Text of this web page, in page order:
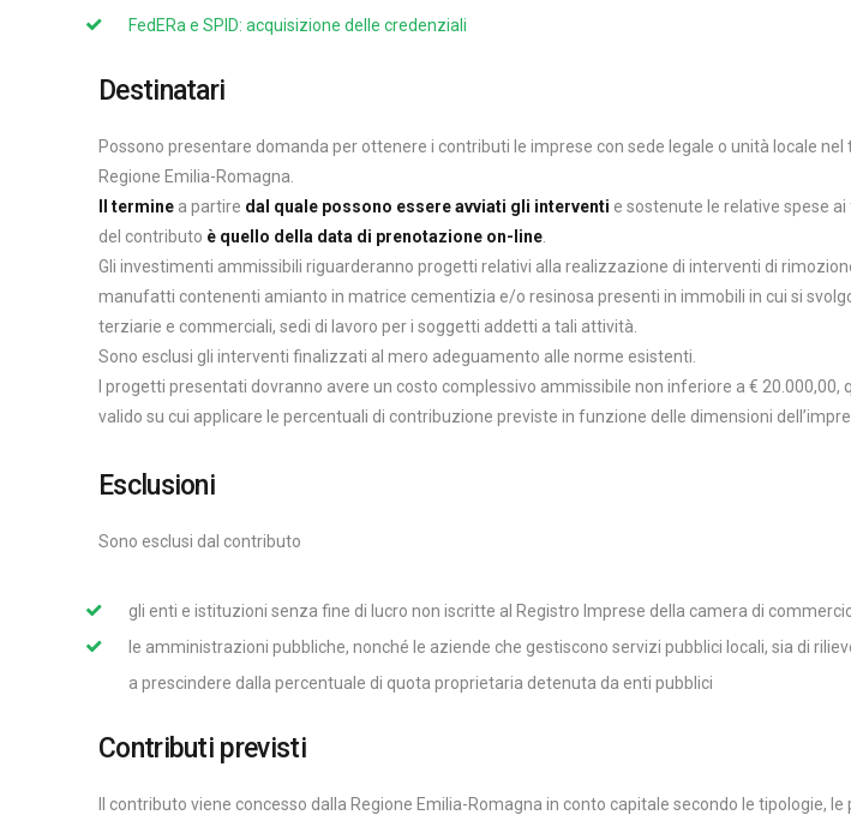
FedERa e SPID: acquisizione delle credenziali
Destinatari
Possono presentare domanda per ottenere i contributi le imprese con sede legale o unità locale nel
Regione Emilia-Romagna.
Il termine a partire dal quale possono essere avviati gli interventi e sostenute le relative spese
del contributo è quello della data di prenotazione on-line
Gli investimenti ammissibili riguarderanno progetti relativi alla realizzazione di interventi di
manufatti contenenti amianto in matrice cementizia e/o resinosa presenti in immobili in cui si
terziarie e commerciali, sedi di lavoro per i soggetti addetti a tali attività.
Sono esclusi gli interventi finalizzati al mero adeguamento alle norme esistenti.
I progetti presentati dovranno avere un costo complessivo ammissibile non inferiore a € 20.000,00,
valido su cui applicare le percentuali di contribuzione previste in funzione delle dimensioni
Esclusioni
Sono esclusi dal contributo
gli enti e istituzioni senza fine di lucro non iscritte al Registro Imprese della camera di
le amministrazioni pubbliche, nonché le aziende che gestiscono servizi pubblici locali, sia di
a prescindere dalla percentuale di quota proprietaria detenuta da enti pubblici
Contributi previsti
Il contributo viene concesso dalla Regione Emilia-Romagna in conto capitale secondo le tipologie, le